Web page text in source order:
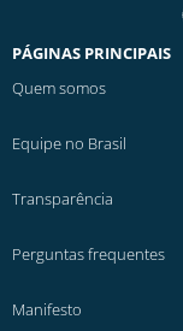
PÁGINAS PRINCIPAIS
Quem somos
Equipe no Brasil
Transparência
Perguntas frequentes
Manifesto